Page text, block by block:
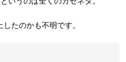
たのかも不明です。